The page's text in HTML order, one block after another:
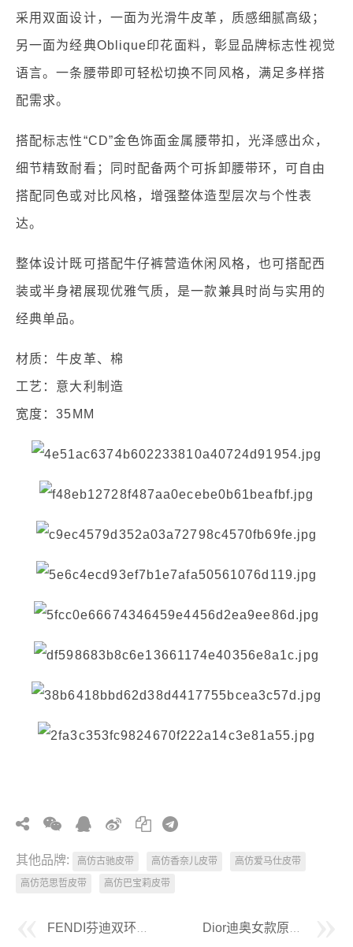
采用双面设计，一面为光滑牛皮革，质感细腻高级；
另一面为经典Oblique印花面料，彰显品牌标志性视觉
语言。一条腰带即可轻松切换不同风格，满足多样搭
配需求。
搭配标志性“CD”金色饰面金属腰带扣，光泽感出众，
细节精致耐看；同时配备两个可拆卸腰带环，可自由
搭配同色或对比风格，增强整体造型层次与个性表
达。
整体设计既可搭配牛仔裤营造休闲风格，也可搭配西
装或半身裙展现优雅气质，是一款兼具时尚与实用的
经典单品。
材质：牛皮革、棉
工艺：意大利制造
宽度：35MM
其他品牌: 高仿古驰皮带 高仿香奈儿皮带
高仿爱马仕皮带
高仿范思哲皮带
高仿巴宝莉皮带